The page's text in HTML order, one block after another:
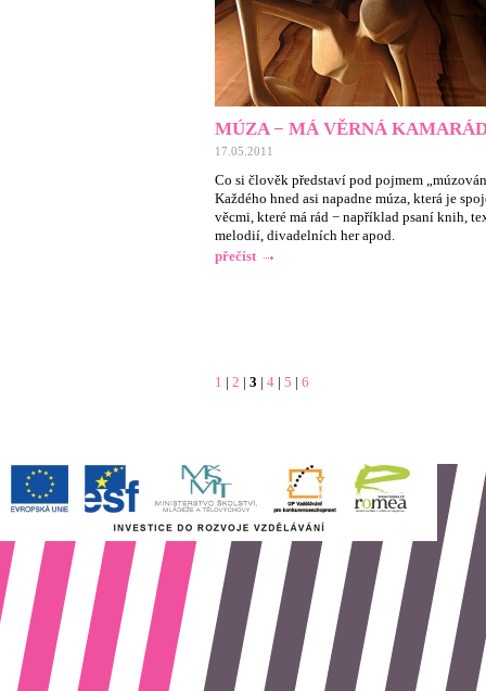
MÚZA − MÁ VĚRNÁ
17.05.2011
Co si člověk představí pod pojmem
Každého hned asi napadne múza, která je
věcmi, které má rád − například psaní knih,
melodií, divadelních her apod.
přečíst
1 | 2 | 3 | 4 | 5 | 6